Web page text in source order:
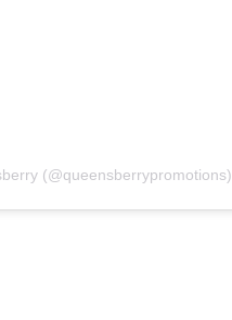
(@queensberrypromotions)